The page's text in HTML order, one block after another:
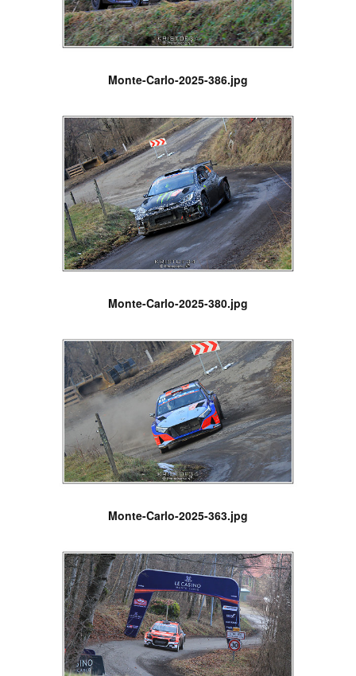
Monte-Carlo-2025-386.jpg
Monte-Carlo-2025-380.jpg
Monte-Carlo-2025-363.jpg